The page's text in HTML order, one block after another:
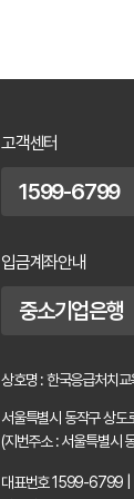
고객센터
1599-6799
입금계좌안내
중소기업은
상호명 : 한국응급처치
서울특별시 동작구 상
(지번주소 : 서울특별시
대표번호 1599-6799